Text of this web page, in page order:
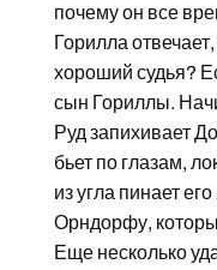
почему он все
Горилла
хороший судья?
сын Гориллы.
Руд запихивает
бьет по глазам,
из угла пинает
Орндорфу,
Еще несколько